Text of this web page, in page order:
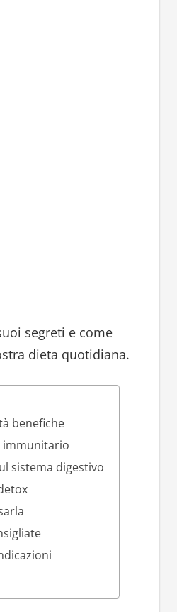
segreti e come
dieta quotidiana.
benefiche
immunitario
sistema digestivo